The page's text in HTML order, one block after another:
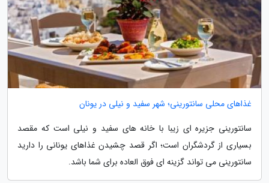
غذاهای محلی سانتورینی؛ شهر سفید و نیلی در یونان
سانتورینی جزیره ای زیبا با خانه های سفید و نیلی است که مقصد
بسیاری از گردشگران است؛ اگر قصد چشیدن غذاهای یونانی را دارید
سانتورینی می تواند گزینه ای فوق العاده برای شما باشد.